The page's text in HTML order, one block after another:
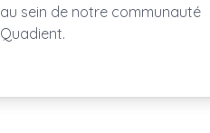
au sein de notre communauté
Quadient.